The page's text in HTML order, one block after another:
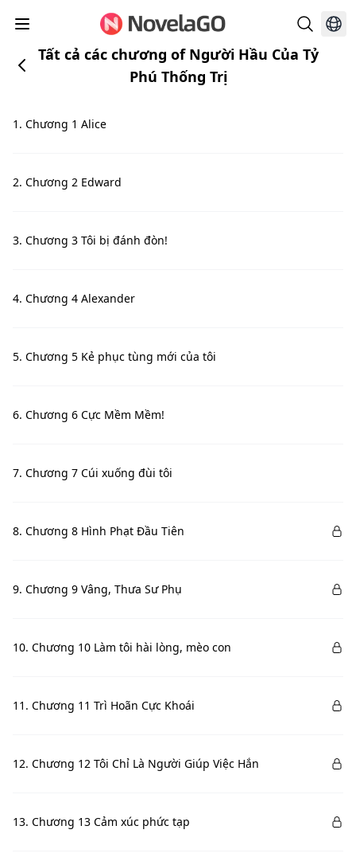
Tất cả các chương of Người Hầu Của Tỷ
Phú Thống Trị
1. Chương 1 Alice
2. Chương 2 Edward
3. Chương 3 Tôi bị đánh đòn!
4. Chương 4 Alexander
5. Chương 5 Kẻ phục tùng mới của tôi
6. Chương 6 Cực Mềm Mềm!
7. Chương 7 Cúi xuống đùi tôi
8. Chương 8 Hình Phạt Đầu Tiên
9. Chương 9 Vâng, Thưa Sư Phụ
10. Chương 10 Làm tôi hài lòng, mèo con
11. Chương 11 Trì Hoãn Cực Khoái
12. Chương 12 Tôi Chỉ Là Người Giúp Việc Hắn
13. Chương 13 Cảm xúc phức tạp